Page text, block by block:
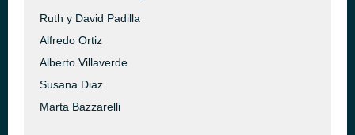
Ruth y David Padilla
Alfredo Ortiz
Alberto Villaverde
Susana Diaz
Marta Bazzarelli